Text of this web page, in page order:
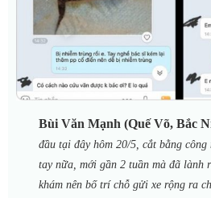
Bùi Văn Mạnh (Quế Võ, Bắc
đầu tại đây hôm 20/5, cắt bằng
tay nữa, mới gần 2 tuần mà đã lành
khám nên bố trí chỗ gửi xe rộng ra